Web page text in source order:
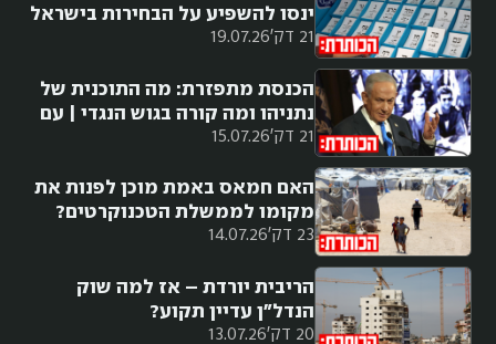
21 דק' 19.07.26
ינסו להשפיע על הבחירות בישראל
21 דק' 15.07.26
הכנסת מתפזרת: מה התוכנית של
נתניהו ומה קורה בגוש הנגדי | עם
מורן אזולאי
23 דק' 14.07.26
האם חמאס באמת מוכן לפנות את
מקומו לממשלת הטכנוקרטים?
20 דק' 13.07.26
הריבית יורדת – אז למה שוק
הנדל"ן עדיין תקוע?